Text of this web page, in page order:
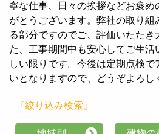
寧な仕事、日々の挨拶などお褒め
がとうございます。弊社の取り組
る部分ですのでご、評価いたたき
た、工事期間中も安心してご生
しい限りです。今後は定期点検
いとなりますので、どうぞよろし
『絞り込み検索』